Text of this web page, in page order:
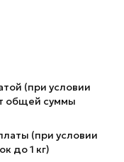
(при условии
общей суммы
(при условии
до 1 кг)